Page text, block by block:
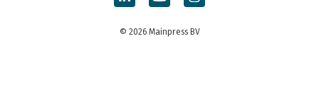
© 2026 Mainpress BV